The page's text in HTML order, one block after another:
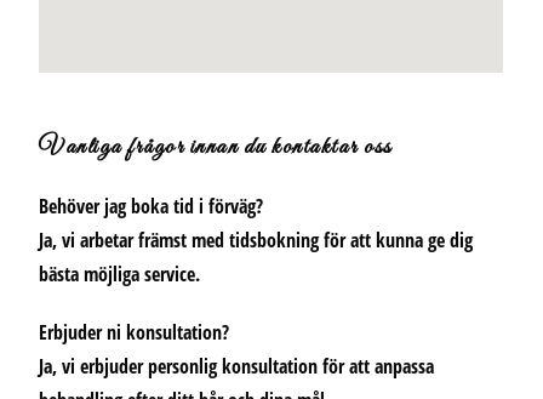
Vanliga frågor innan du kontaktar oss
Behöver jag boka tid i förväg?
Ja, vi arbetar främst med tidsbokning för att kunna ge dig
bästa möjliga service.
Erbjuder ni konsultation?
Ja, vi erbjuder personlig konsultation för att anpassa